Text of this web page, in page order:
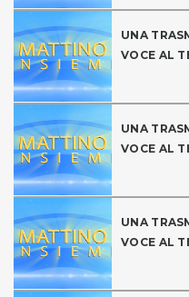
UNA
VOCE AL
UNA
VOCE AL
UNA
VOCE AL